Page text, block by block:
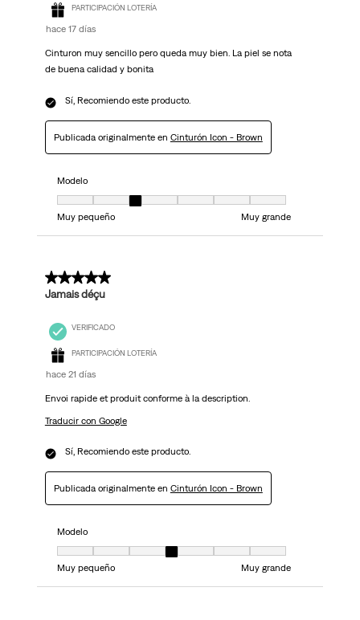
PARTICIPACIÓN LOTERÍA
hace 17 días
Cinturon muy sencillo pero queda muy bien. La piel se nota
de buena calidad y bonita
Sí, Recomiendo este producto.
Publicada originalmente en Cinturón Icon - Brown
Modelo
Modelo, 3 de 7, donde 1 es igual a Muy pequeño y 7 es igual a Muy
Muy pequeño
Muy grande
5 de 5 estrellas.
Jamais déçu
VERIFICADO
PARTICIPACIÓN LOTERÍA
hace 21 días
Envoi rapide et produit conforme à la description.
Traducir con Google
Sí, Recomiendo este producto.
Publicada originalmente en Cinturón Icon - Brown
Modelo
Modelo, 4 de 7, donde 1 es igual a Muy pequeño y 7 es igual a Muy
Muy pequeño
Muy grande